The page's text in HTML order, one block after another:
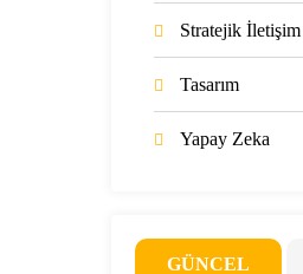
Stratejik İletişim
Tasarım
Yapay Zeka
GÜNCEL